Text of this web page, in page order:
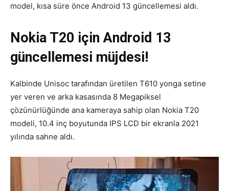
model, kısa süre önce Android 13 güncellemesi aldı.
Nokia T20 için Android 13
güncellemesi müjdesi!
Kalbinde Unisoc tarafından üretilen T610 yonga setine
yer veren ve arka kasasında 8 Megapiksel
çözünürlüğünde ana kameraya sahip olan Nokia T20
modeli, 10.4 inç boyutunda IPS LCD bir ekranla 2021
yılında sahne aldı.